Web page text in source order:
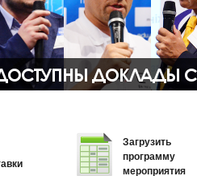
Загрузить
программу
мероприятия